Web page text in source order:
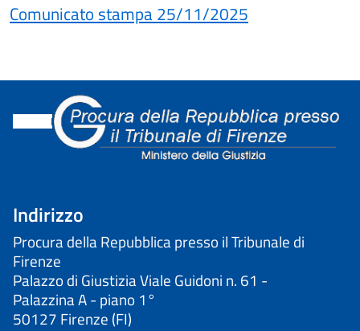
Comunicato stampa 25/11/2025
Indirizzo
Procura della Repubblica presso il Tribunale di
Firenze
Palazzo di Giustizia Viale Guidoni n. 61 -
Palazzina A - piano 1°
50127 Firenze (FI)